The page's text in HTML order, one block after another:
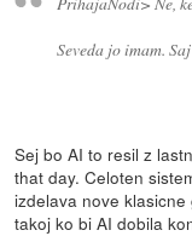
Seveda jo imam.
Sej bo AI to resil z
that day. Celoten
izdelava nove
takoj ko bi AI dobila